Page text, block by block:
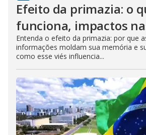
Efeito da primazia: o
funciona, impactos
Entenda o efeito da primazia: por que
informações moldam sua memória e
como esse viés influencia...